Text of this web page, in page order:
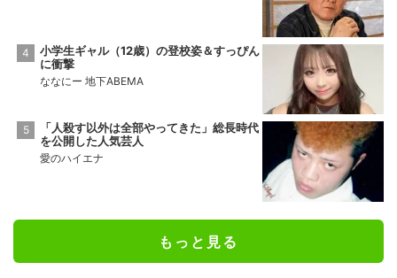
小学生ギャル（12歳）の登校姿＆すっぴん
に衝撃
ななにー 地下ABEMA
「人殺す以外は全部やってきた」総長時代
を公開した人気芸人
愛のハイエナ
もっと見る